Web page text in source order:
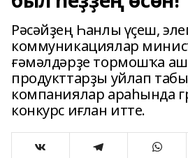
Рәсәйҙең Һанлы үҫеш,
коммуникациялар
ғәмәлдәрҙе тормошҡа
продукттарҙы уйлап
компаниялар араһында
конкурс иғлан итте.